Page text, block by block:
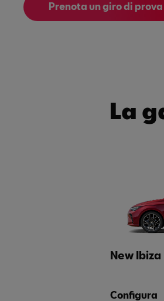
Prenota un giro di prova
La
New Ibiza
Configura